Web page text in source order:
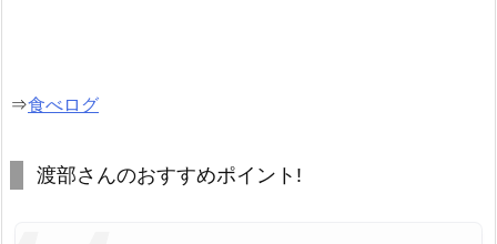
⇒食べログ
渡部さんのおすすめポイント!